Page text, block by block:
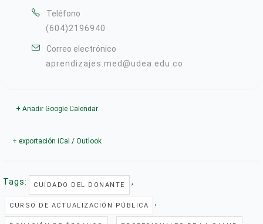
Teléfono
(604)2196940
Correo electrónico
aprendizajes.med@udea.edu.co
+ Añadir Google Calendar
+ exportación iCal / Outlook
Tags: CUIDADO DEL DONANTE ,
CURSO DE ACTUALIZACIÓN PÚBLICA ,